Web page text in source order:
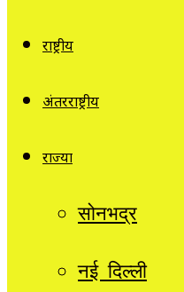
राष्ट्रीय
अंतरराष्ट्रीय
राज्यों
सोनभद्र
नई दिल्ली